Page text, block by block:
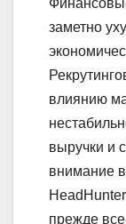
заметно
влиянию
выручки и
внимание в
прежде